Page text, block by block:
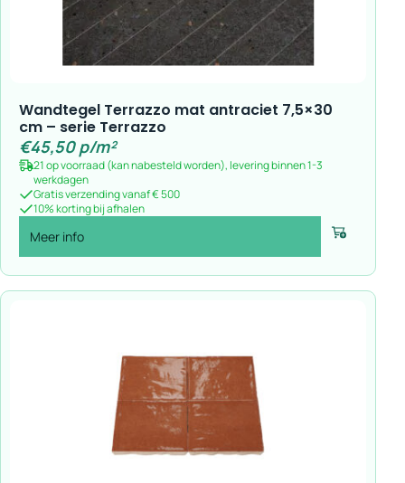
Wandtegel Terrazzo mat antraciet 7,5×30
cm – serie Terrazzo
€45,50p/m²
21 op voorraad (kan nabesteld worden), levering binnen 1-3
werkdagen
Gratis verzending vanaf € 500
10% korting bij afhalen
Meer info Voeg toe